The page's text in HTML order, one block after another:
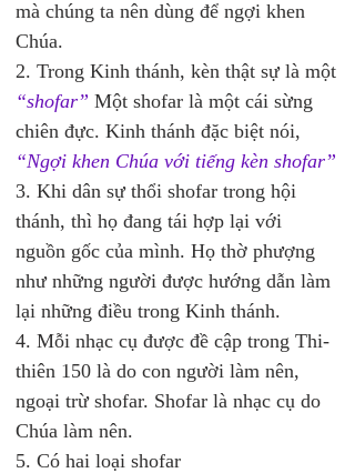
mà chúng ta nên dùng để ngợi khen
Chúa.
2. Trong Kinh thánh, kèn thật sự là một
“shofar” Một shofar là một cái sừng
chiên đực. Kinh thánh đặc biệt nói,
“Ngợi khen Chúa với tiếng kèn shofar”
3. Khi dân sự thổi shofar trong hội
thánh, thì họ đang tái hợp lại với
nguồn gốc của mình. Họ thờ phượng
như những người được hướng dẫn làm
lại những điều trong Kinh thánh.
4. Mỗi nhạc cụ được đề cập trong Thi-
thiên 150 là do con người làm nên,
ngoại trừ shofar. Shofar là nhạc cụ do
Chúa làm nên.
5. Có hai loại shofar